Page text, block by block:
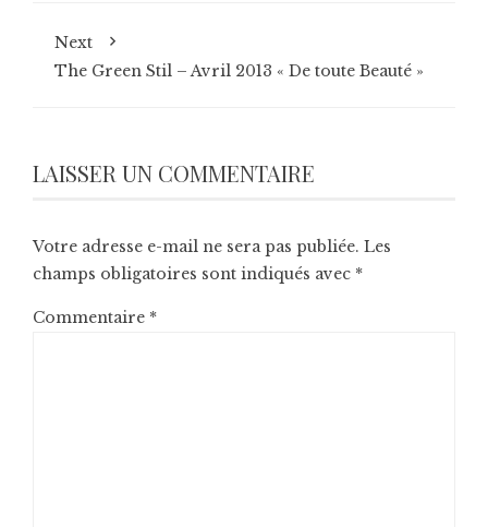
Next
The Green Stil – Avril 2013 « De toute Beauté »
LAISSER UN COMMENTAIRE
Votre adresse e-mail ne sera pas publiée. Les
champs obligatoires sont indiqués avec *
Commentaire *